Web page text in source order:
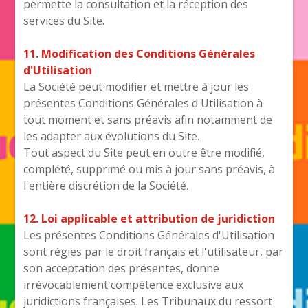
permette la consultation et la réception des
services du Site.
11. Modification des Conditions Générales
d'Utilisation
La Société peut modifier et mettre à jour les
présentes Conditions Générales d'Utilisation à
tout moment et sans préavis afin notamment de
les adapter aux évolutions du Site.
Tout aspect du Site peut en outre être modifié,
complété, supprimé ou mis à jour sans préavis, à
l'entière discrétion de la Société.
12. Loi applicable et attribution de juridiction
Les présentes Conditions Générales d'Utilisation
sont régies par le droit français et l'utilisateur, par
son acceptation des présentes, donne
irrévocablement compétence exclusive aux
juridictions françaises. Les Tribunaux du ressort